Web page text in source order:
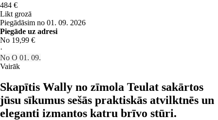
484 €
Likt grozā
Piegādāsim no 01. 09. 2026
Piegāde uz adresi
No 19,99 €
·
No O 01. 09.
Vairāk
Skapītis Wally no zīmola Teulat sakārtos
jūsu sīkumus sešās praktiskās atvilktnēs un
eleganti izmantos katru brīvo stūri.